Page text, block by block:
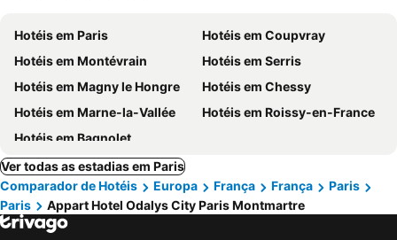
Hotéis em Paris
Hotéis em Coupvray
Hotéis em Montévrain
Hotéis em Serris
Hotéis em Magny le Hongre
Hotéis em Chessy
Hotéis em Marne-la-Vallée
Hotéis em Roissy-en-France
Hotéis em Bagnolet
Ver todas as estadias em Paris
Comparador de Hotéis
Europa França França
Paris
Paris
Appart Hotel Odalys City Paris Montmartre